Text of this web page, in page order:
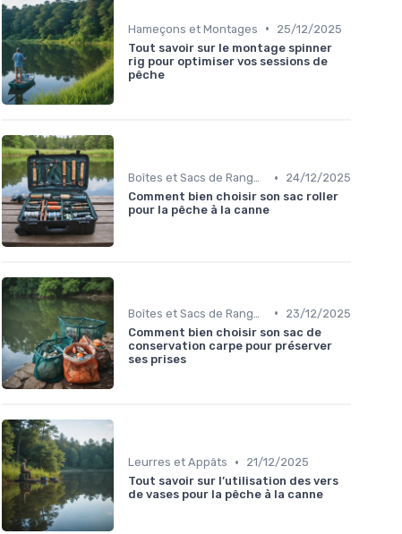
Hameçons et Montages •
25/12/2025
Tout savoir sur le montage spinner
rig pour optimiser vos sessions de
pêche
Boîtes et Sacs de Rangement •
24/12/2025
Comment bien choisir son sac roller
pour la pêche à la canne
•
23/12/2025
Comment bien choisir son sac de
conservation carpe pour préserver
ses prises
Leurres et Appâts •
21/12/2025
Tout savoir sur l’utilisation des vers
de vases pour la pêche à la canne